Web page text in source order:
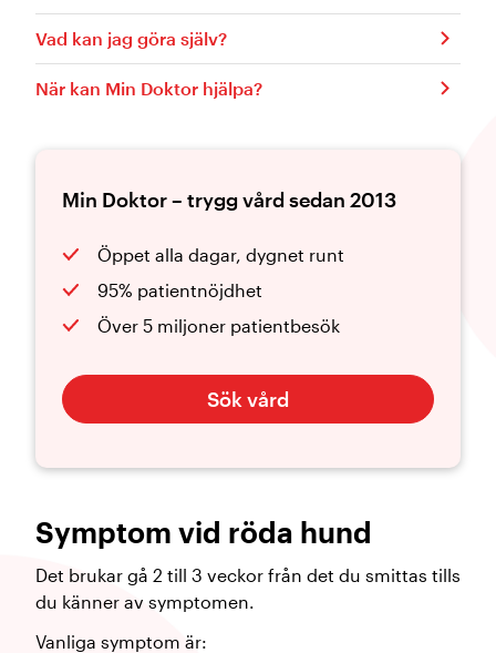
Symptom vid röda hund
Det brukar gå 2 till 3 veckor från det du smittas tills
du känner av symptomen.
Vanliga symptom är:
Vad kan jag göra själv?
När kan Min Doktor hjälpa?
Min Doktor – trygg vård sedan 2013
Öppet alla dagar, dygnet runt
95% patientnöjdhet
Över 5 miljoner patientbesök
Sök vård